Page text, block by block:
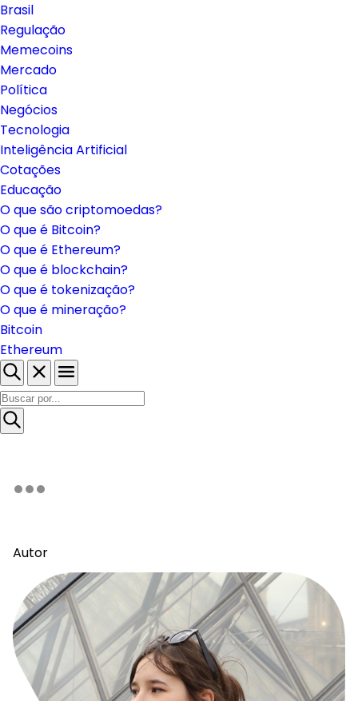
Brasil
Regulação
Memecoins
Mercado
Política
Negócios
Tecnologia
Inteligência Artificial
Cotações
Educação
O que são criptomoedas?
O que é Bitcoin?
O que é Ethereum?
O que é blockchain?
O que é tokenização?
O que é mineração?
Bitcoin
Ethereum
Autor